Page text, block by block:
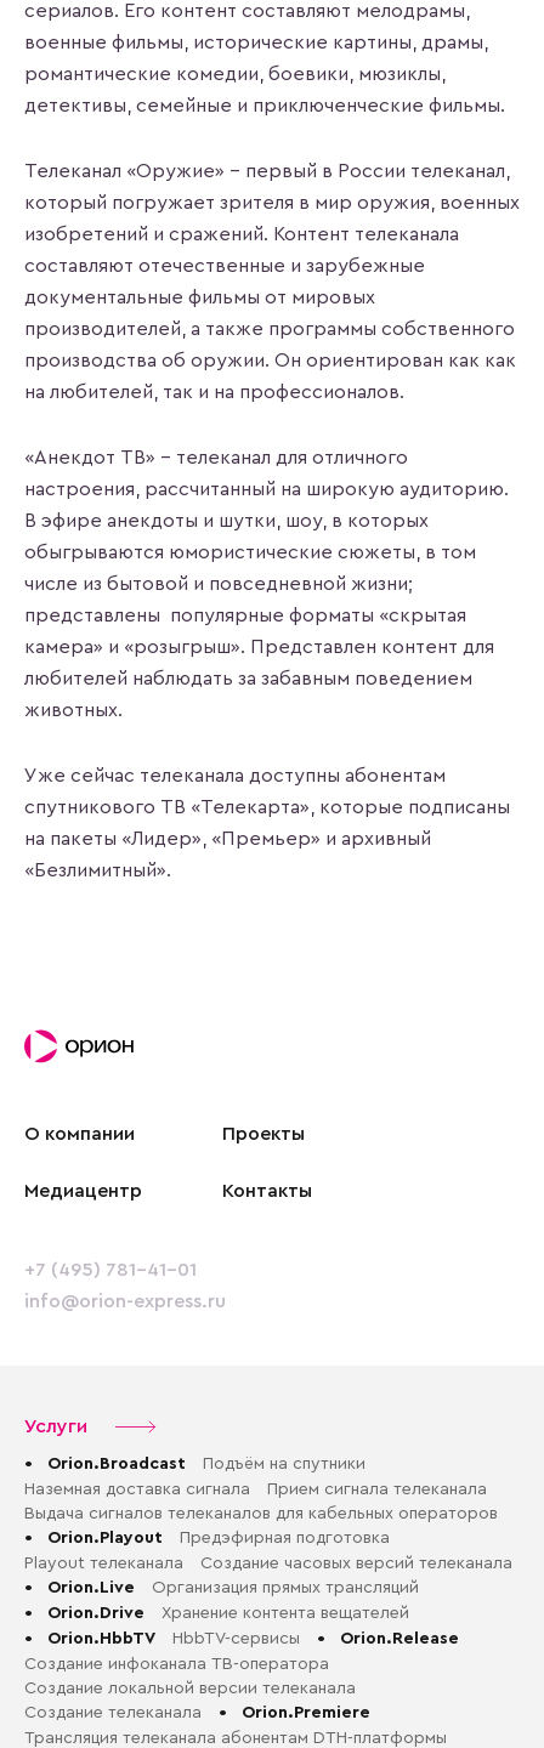
сериалов. Его контент составляют мелодрамы,
военные фильмы, исторические картины, драмы,
романтические комедии, боевики, мюзиклы,
детективы, семейные и приключенческие фильмы.
Телеканал «Оружие» - первый в России телеканал,
который погружает зрителя в мир оружия, военных
изобретений и сражений. Контент телеканала
составляют отечественные и зарубежные
документальные фильмы от мировых
производителей, а также программы собственного
производства об оружии. Он ориентирован как как
на любителей, так и на профессионалов.
«Анекдот ТВ» - телеканал для отличного
настроения, рассчитанный на широкую аудиторию.
В эфире анекдоты и шутки, шоу, в которых
обыгрываются юмористические сюжеты, в том
числе из бытовой и повседневной жизни;
представлены популярные форматы «скрытая
камера» и «розыгрыш». Представлен контент для
любителей наблюдать за забавным поведением
животных.
Уже сейчас телеканала доступны абонентам
спутникового ТВ «Телекарта», которые подписаны
на пакеты «Лидер», «Премьер» и архивный
«Безлимитный».
О компании Проекты
Медиацентр Контакты
+7 (495) 781-41-01
info@orion-express.ru
Услуги
• Orion.Broadcast
Подъём на спутники
Наземная доставка сигнала
Прием сигнала телеканала
Выдача сигналов телеканалов для кабельных операторов
•
Orion.Playout
Предэфирная подготовка
Playout телеканала
Создание часовых версий телеканала
•
Orion.Live
Организация прямых трансляций
•
Orion.Drive
Хранение контента вещателей
•
Orion.HbbTV HbbTV-сервисы •
Orion.Release
Создание инфоканала ТВ-оператора
Создание локальной версии телеканала
Создание телеканала
•
Orion.Premiere
Трансляция телеканала абонентам DTH-платформы